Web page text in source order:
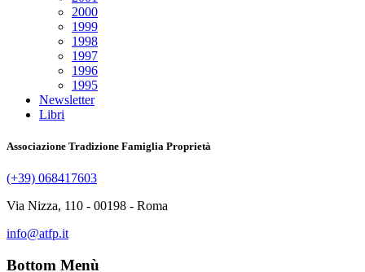
2000
1999
1998
1997
1996
1995
Newsletter
Libri
Associazione Tradizione Famiglia Proprietà
(+39) 068417603
Via Nizza, 110 - 00198 - Roma
info@atfp.it
Bottom Menù